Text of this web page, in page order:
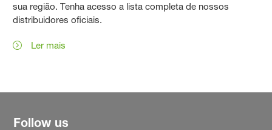
sua região. Tenha acesso a lista completa de nossos
distribuidores oficiais.
Ler mais
Follow us